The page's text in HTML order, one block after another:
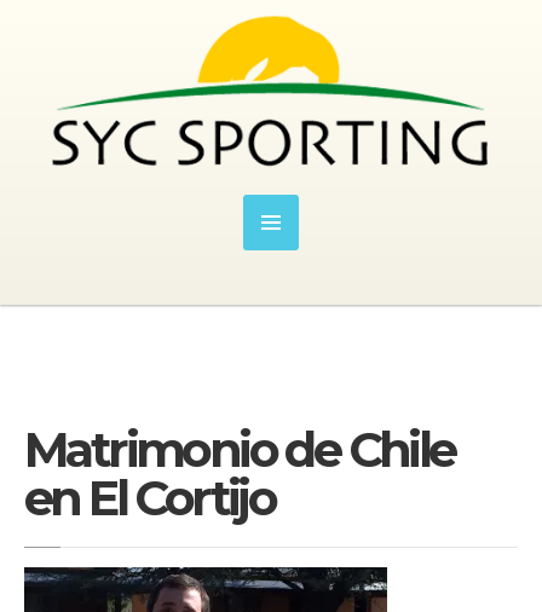
Matrimonio de Chile
en El Cortijo